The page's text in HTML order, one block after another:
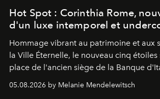
Hot Spot : Corinthia Rome,
d'un luxe intemporel et
Hommage vibrant au patrimoine et aux
la Ville Éternelle, le nouveau cinq étoiles
place de l'ancien siège de la Banque
05.08.2026 by Melanie Mendelewitsch